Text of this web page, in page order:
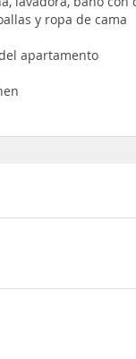
y ropa de cama
apartamento